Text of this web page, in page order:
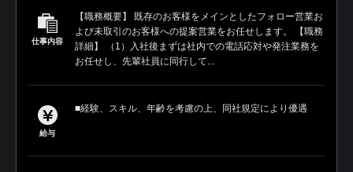
仕事内容
【職務概要】 既存のお客様をメインとしたフォロー営業お
よび未取引のお客様への提案営業をお任せします。 【職務
詳細】 （1）入社後まずは社内での電話応対や発注業務を
お任せし、先輩社員に同行して...
給与
■経験、スキル、年齢を考慮の上、同社規定により優遇